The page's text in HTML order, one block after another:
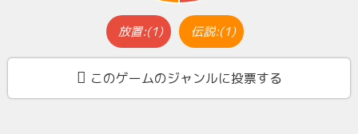
放置:(1) 伝説:(1)
このゲームのジャンルに投票する